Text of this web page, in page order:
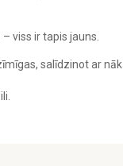
viss ir tapis jauns.
salīdzinot ar